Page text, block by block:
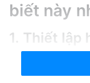
biết này
1. Thiết lập
Trên iOS 15
Safari. Để thay